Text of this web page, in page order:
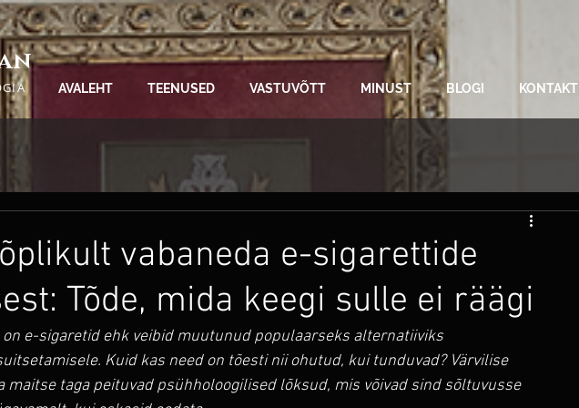
AVALEHT TEENUSED VASTUVÕTT MINUST BLOGI KONTAKT
vabaneda e-sigarettide
Tõde, mida keegi sulle ei räägi
e-sigaretid ehk veibid muutunud populaarseks alternatiiviks
Kuid kas need on tõesti nii ohutud, kui tunduvad? Värvilise
maitse taga peituvad psühholoogilised lõksud, mis võivad sind sõltuvusse